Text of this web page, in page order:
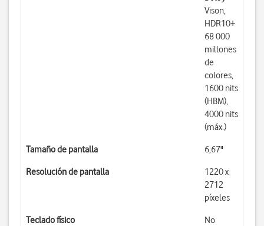
Vison,
HDR10+
68 000
millones
de
colores,
1600 nits
(HBM),
4000 nits
(máx.)
Tamaño de pantalla 6,67"
Resolución de pantalla
1220 x
2712
píxeles
Teclado físico No